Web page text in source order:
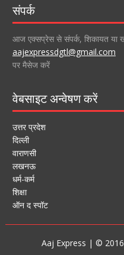
संपर्क
आज एक्सप्रेस से संपर्क, शिकायत
aajexpressdgtl@gmail.com
पर मैसेज करें
वेबसाइट अन्वेषण करें
उत्तर प्रदेश
दिल्ली
वाराणसी
लखनऊ
धर्म-कर्म
शिक्षा
ऑन द स्पॉट
Aaj Express | ©